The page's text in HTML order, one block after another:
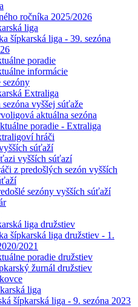
ročníka 2025/2026
liga
šípkarská liga - 39. sezóna
poradie
informácie
sezóny
Extraliga
sezóna vyššej súťaže
aktuálna sezóna
poradie - Extraliga
hráči
súťaží
vyšších súťazí
z predošlých sezón vyšších
sezóny vyšších súťaží
liga družstiev
šípkarská liga družstiev - 1.
2021
poradie družstiev
žurnál družstiev
liga
šípkarská liga - 9. sezóna 2023